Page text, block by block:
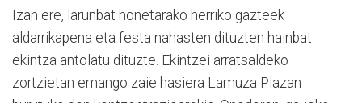
Izan ere, larunbat honetarako herriko gazteek
aldarrikapena eta festa nahasten dituzten hainbat
ekintza antolatu dituzte. Ekintzei arratsaldeko
zortzietan emango zaie hasiera Lamuza Plazan